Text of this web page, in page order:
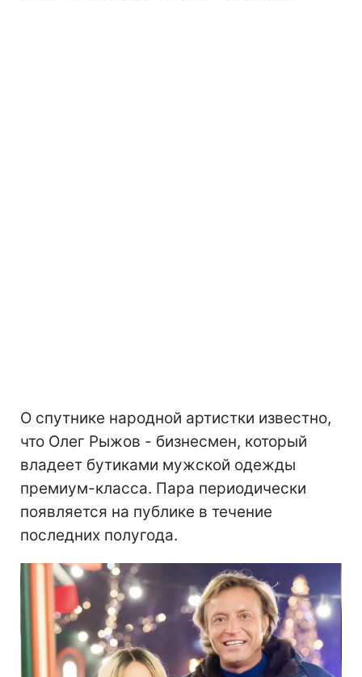
О спутнике народной артистки известно,
что Олег Рыжов - бизнесмен, который
владеет бутиками мужской одежды
премиум-класса. Пара периодически
появляется на публике в течение
последних полугода.